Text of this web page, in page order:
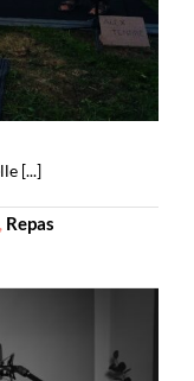
[...]
, Repas